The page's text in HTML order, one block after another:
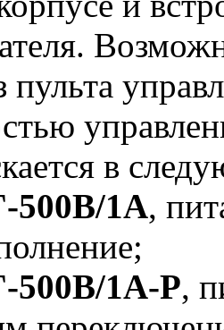
пульта
в
1А,
1А-Р,